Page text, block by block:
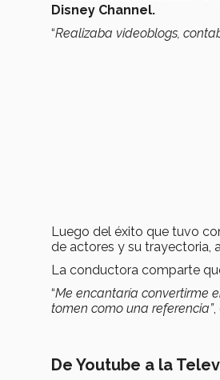
Disney Channel.
“Realizaba videoblogs,
Luego del éxito que tuvo
de actores y su trayectoria,
La conductora comparte
“Me encantaría convertirme
tomen como una referencia”,
De Youtube a la